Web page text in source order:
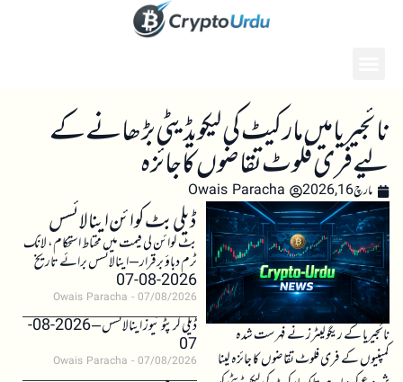
نائجیریا میں مارکیٹ کی لیکویڈیٹی بڑھانے کے
لیے فری فلوٹ تقاضوں کا جائزہ
مارچ 16, 2026 Owais Paracha
نائجیریا کے ریگولیٹرز نے فہرست شدہ
کمپنیوں کے فری فلوٹ تقاضوں کا جائزہ لینا
ڈیلی بٹ کوائن اینالائسس
بٹ کوائن کی قیمت میں محتاط استحکام، لانگ
ٹرم دباؤ برقرار – اینالائسس برائے تاریخ
2026-08-07
Owais Paracha 07/08/2026
ڈیلی کرپٹو نیوز اینالائسس – 2026-08-
07
Owais Paracha 07/08/2026